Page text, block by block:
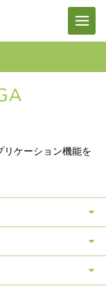
ケーション機能を